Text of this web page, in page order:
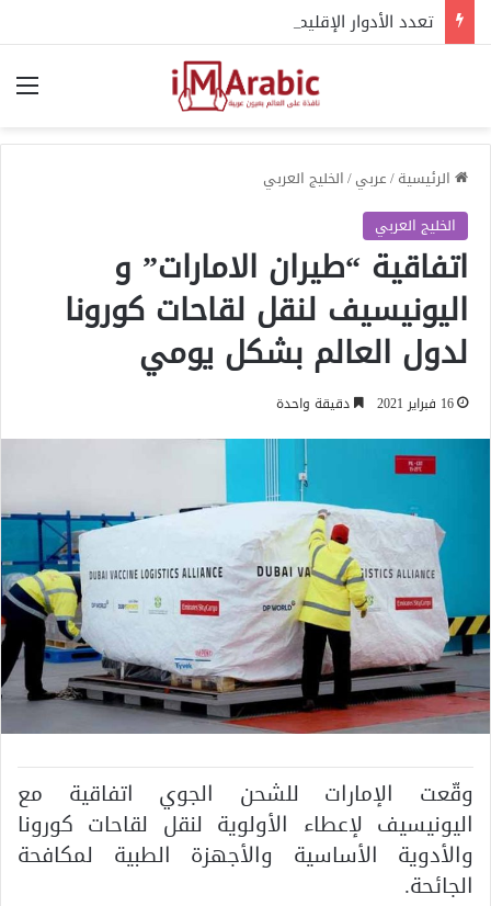
الرئيسية/عربي/الخليج العربي
الخليج العربي
اتفاقية “طيران الامارات” و
اليونيسيف لنقل لقاحات كورونا
لدول العالم بشكل يومي
16 فبراير 2021 دقيقة واحدة
وقّعت الإمارات للشحن الجوي اتفاقية مع
اليونيسيف لإعطاء الأولوية لنقل لقاحات كورونا
والأدوية الأساسية والأجهزة الطبية لمكافحة
الجائحة.